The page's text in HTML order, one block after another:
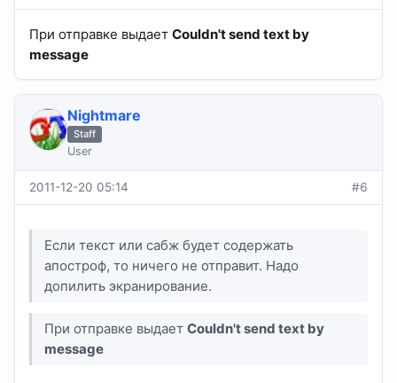
При отправке выдает Couldn't send text by
message
Nightmare
Staff
User
2011-12-20 05:14 #6
Еcли текст или сабж будет содержать
апостроф, то ничего не отправит. Надо
допилить экранирование.
При отправке выдаетCouldn't send text by
message